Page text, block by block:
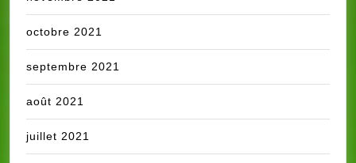
octobre 2021
septembre 2021
août 2021
juillet 2021